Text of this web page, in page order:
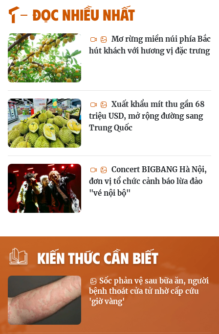
Đọc nhiều nhất
Mơ rừng miền núi phía Bắc
hút khách với hương vị đặc trưng
Xuất khẩu mít thu gần 68
triệu USD, mở rộng đường sang
Trung Quốc
Concert BIGBANG Hà Nội,
đơn vị tổ chức cảnh báo lừa đảo
"vé nội bộ"
KIẾN THỨC CẦN BIẾT
Sốc phản vệ sau bữa ăn, người
bệnh thoát cửa tử nhờ cấp cứu
'giờ vàng'